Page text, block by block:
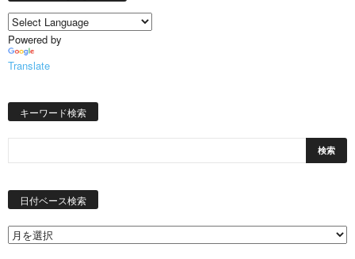
Powered by
Translate
キーワード検索
日付ベース検索